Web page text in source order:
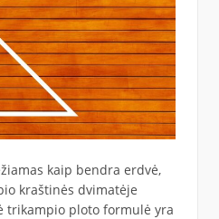
kaip bendra erdvė,
kraštinės dvimatėje
trikampio ploto formulė yra